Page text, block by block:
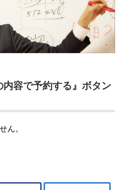
容で予約する』ボタン
ん。